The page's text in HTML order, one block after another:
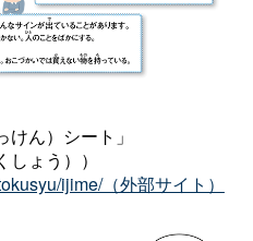
けん）シート」
しょう））
ijime/（外部サイト）